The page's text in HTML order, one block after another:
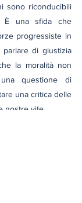
sono riconducibili
È una sfida che
progressiste in
parlare di giustizia
la moralità non
questione di
una critica delle
nostre vite.